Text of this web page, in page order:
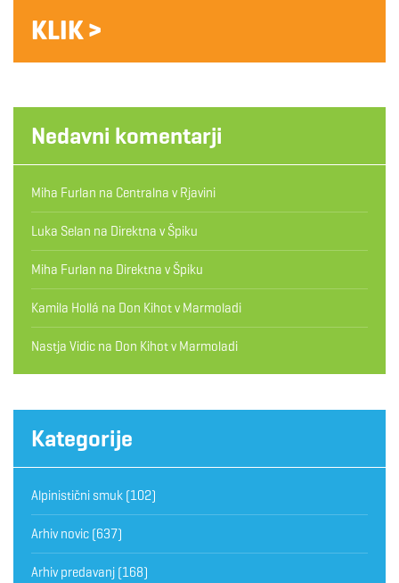
KLIK >
Nedavni komentarji
Miha Furlan na Centralna v Rjavini
Luka Selan na Direktna v Špiku
Miha Furlan na Direktna v Špiku
Kamila Hollá na Don Kihot v Marmoladi
Nastja Vidic na Don Kihot v Marmoladi
Kategorije
Alpinistični smuk (102)
Arhiv novic (637)
Arhiv predavanj (168)